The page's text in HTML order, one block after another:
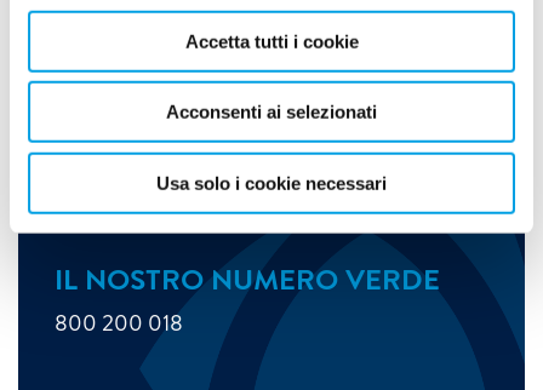
Accetta tutti i cookie
Acconsenti ai selezionati
Usa solo i cookie necessari
IL NOSTRO NUMERO VERDE
800 200 018